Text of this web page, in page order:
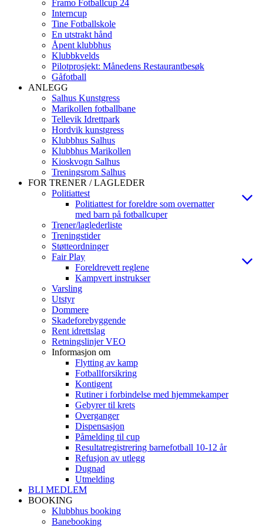
Framo Fotballcup 24
Interncup
Tine Fotballskole
En utstrakt hånd
Åpent klubbhus
Klubbkvelds
Pilotprosjekt: Månedens Restaurantbesøk
Gåfotball
ANLEGG
Salhus Kunstgress
Marikollen fotballbane
Tellevik Idrettpark
Hordvik kunstgress
Klubbhus Salhus
Klubbhus Marikollen
Kioskvogn Salhus
Treningsrom Salhus
FOR TRENER / LAGLEDER
Politiattest
Politiattest for foreldre som overnatter
med barn på fotballcuper
Trener/laglederliste
Treningstider
Støtteordninger
Fair Play
Foreldrevett reglene
Kampvert instrukser
Varsling
Utstyr
Dommere
Skadeforebyggende
Rent idrettslag
Retningslinjer VEO
Informasjon om
Flytting av kamp
Fotballforsikring
Kontigent
Rutiner i forbindelse med hjemmekamper
Gebyrer til krets
Overganger
Dispensasjon
Påmelding til cup
Resultatregistrering barnefotball 10-12 år
Refusjon av utlegg
Dugnad
Utmelding
BLI MEDLEM
BOOKING
Klubbhus booking
Banebooking